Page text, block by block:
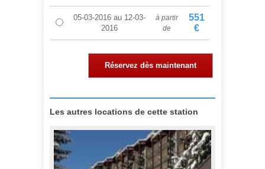
05-03-2016au 12-03-
2016
à partir
de
551
€
Réservez dès maintenant
Les autres locations de cette station